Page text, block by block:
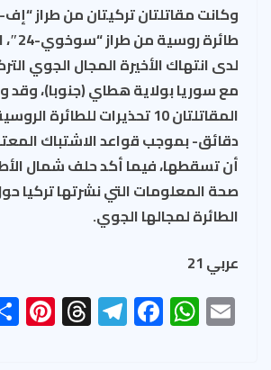
لدى انتهاك الأخيرة المجال الجوي
مع سوريا بولاية هطاي (جنوبا)،
المقاتلتان 10 تحذيرات
دقائق- بموجب قواعد الاشتباك
أن تسقطها، فيما أكد حلف شمال
صحة المعلومات التي نشرتها تركيا
الطائرة لمجالها الجوي.
عربي 21
E
m
W
h
F
ac
Te
le
T
hr
Pi
nt